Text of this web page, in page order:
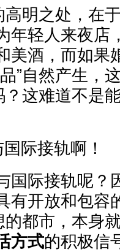
高明之处，在
年轻人来夜店
美酒，而如果
”自然产生，
？这难道不是
际接轨啊！
国际接轨呢？
有开放和包容
的都市，本身
方式的积极信